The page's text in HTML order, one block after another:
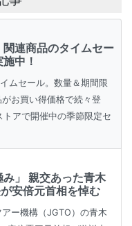
関連商品のタイムセー
中！
ムセール。数量＆期間限
お買い得価格で続々登
アで開催中の季節限定セ
み」 親交あった青木
安倍元首相を悼む
アー機構（JGTO）の青木